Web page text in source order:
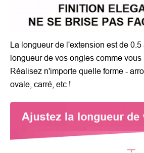
La longueur de l'extension est de
longueur de vos ongles comme
Réalisez n'importe quelle forme -
ovale, carré, etc !